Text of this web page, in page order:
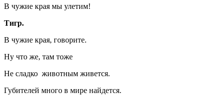
В чужие края мы улетим!
Тигр.
В чужие края, говорите.
Ну что же, там тоже
Не сладко животным живется.
Губителей много в мире найдется.